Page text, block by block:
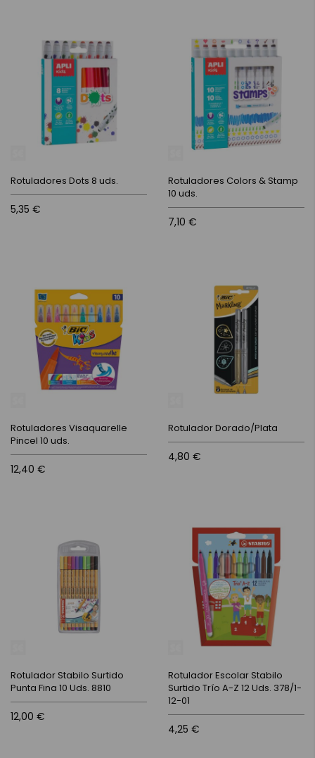
Rotuladores Dots 8 uds.
5,35 €
Rotuladores Colors & Stamp
10 uds.
7,10 €
Rotuladores Visaquarelle
Pincel 10 uds.
12,40 €
Rotulador Dorado/Plata
4,80 €
Rotulador Stabilo Surtido
Punta Fina 10 Uds. 8810
12,00 €
Rotulador Escolar Stabilo
Surtido Trío A-Z 12 Uds. 378/1-
12-01
4,25 €